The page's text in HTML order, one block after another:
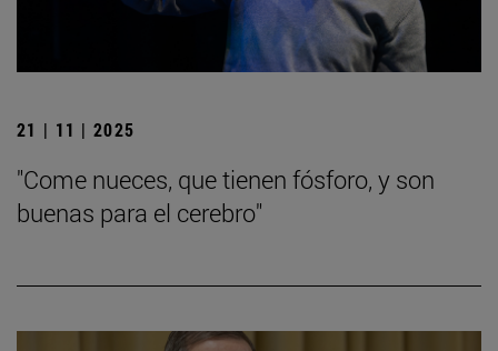
21 | 11 | 2025
"Come nueces, que tienen fósforo, y son
buenas para el cerebro"